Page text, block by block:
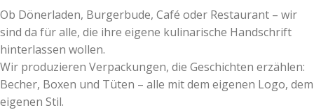
Ob Dönerladen, Burgerbude, Café oder Restaurant – wir
sind da für alle, die ihre eigene kulinarische Handschrift
hinterlassen wollen.
Wir produzieren Verpackungen, die Geschichten erzählen:
Becher, Boxen und Tüten – alle mit dem eigenen Logo, dem
eigenen Stil.